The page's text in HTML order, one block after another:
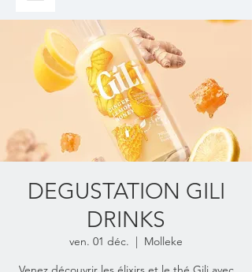
DEGUSTATION GILI
DRINKS
ven. 01 déc.
  |
Molleke